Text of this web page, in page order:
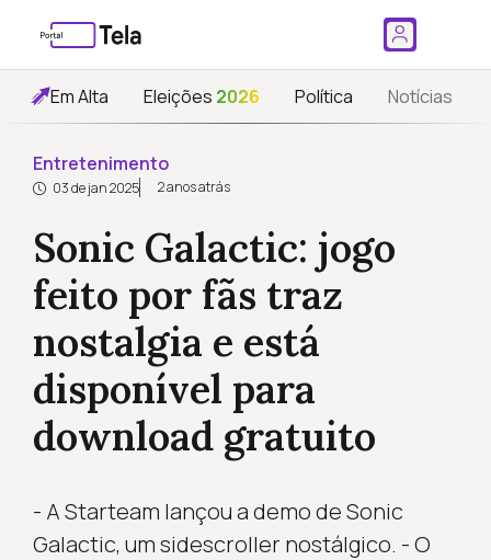
Em Alta Eleições 2026 Política Notícias
Entretenimento
03 de jan 2025 2 anos atrás
Sonic Galactic: jogo
feito por fãs traz
nostalgia e está
disponível para
download gratuito
- A Starteam lançou a demo de Sonic
Galactic, um sidescroller nostálgico. - O